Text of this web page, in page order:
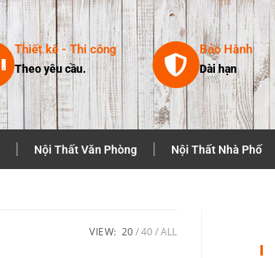
Thiết kê - Thi công
Theo yêu cầu.
Bảo Hành
Dài hạn
Nội Thất Văn Phòng Nội Thất Nhà Phố
VIEW: 20 40 ALL